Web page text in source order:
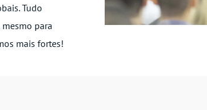
Tudo
para
mais fortes!